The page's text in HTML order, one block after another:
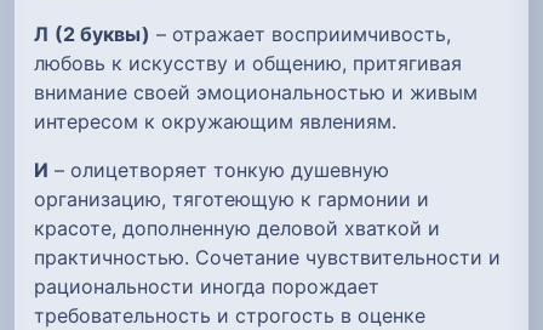
Л (2 буквы) – отражает восприимчивость,
любовь к искусству и общению, притягивая
внимание своей эмоциональностью и живым
интересом к окружающим явлениям.
И – олицетворяет тонкую душевную
организацию, тяготеющую к гармонии и
красоте, дополненную деловой хваткой и
практичностью. Сочетание чувствительности и
рациональности иногда порождает
требовательность и строгость в оценке